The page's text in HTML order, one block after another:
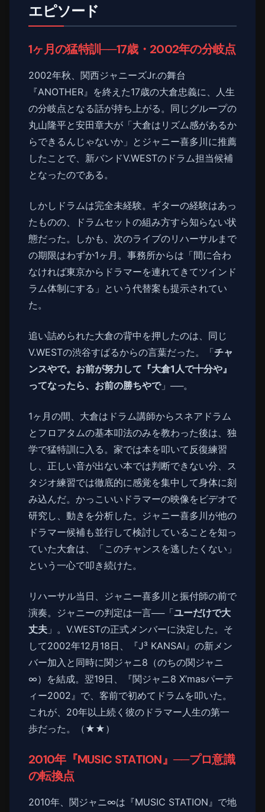
エピソード
1ヶ月の猛特訓──17歳・2002年の分岐点
2002年秋、関西ジャニーズJr.の舞台
『ANOTHER』を終えた17歳の大倉忠義に、人生
の分岐点となる話が持ち上がる。同じグループの
丸山隆平と安田章大が「大倉はリズム感があるか
らできるんじゃないか」とジャニー喜多川に推薦
したことで、新バンドV.WESTのドラム担当候補
となったのである。
しかしドラムは完全未経験。ギターの経験はあっ
たものの、ドラムセットの組み方すら知らない状
態だった。しかも、次のライブのリハーサルまで
の期限はわずか1ヶ月。事務所からは「間に合わ
なければ東京からドラマーを連れてきてツインド
ラム体制にする」という代替案も提示されてい
た。
追い詰められた大倉の背中を押したのは、同じ
V.WESTの渋谷すばるからの言葉だった。「チャ
ンスやで。お前が努力して『大倉1人で十分や』
ってなったら、お前の勝ちやで」──。
1ヶ月の間、大倉はドラム講師からスネアドラム
とフロアタムの基本叩法のみを教わった後は、独
学で猛特訓に入る。家では本を叩いて反復練習
し、正しい音が出ない本では判断できない分、ス
タジオ練習では徹底的に感覚を集中して身体に刻
み込んだ。かっこいいドラマーの映像をビデオで
研究し、動きを分析した。ジャニー喜多川が他の
ドラマー候補も並行して検討していることを知っ
ていた大倉は、「このチャンスを逃したくない」
という一心で叩き続けた。
リハーサル当日、ジャニー喜多川と振付師の前で
演奏。ジャニーの判定は一言──「ユーだけで大
丈夫 」。V.WESTの正式メンバーに決定した。そ
して2002年12月18日、『J³ KANSAI』の新メン
バー加入と同時に関ジャニ8（のちの関ジャニ
∞）を結成。翌19日、『関ジャニ8 X’masパーテ
ィー2002』で、客前で初めてドラムを叩いた。
これが、20年以上続く彼のドラマー人生の第一
歩だった。（★★）
2010年『MUSIC STATION』──プロ意識
の転換点
2010年、関ジャニ∞は『MUSIC STATION』で地